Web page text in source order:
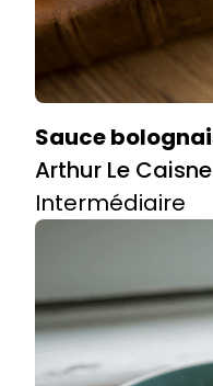
Sauce
Arthur Le Caisne
Intermédiaire